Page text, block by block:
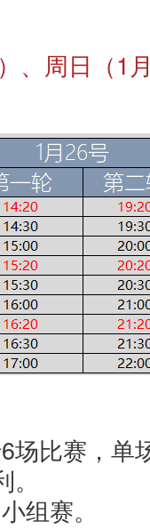
、周日（1
场比赛，单
组赛。